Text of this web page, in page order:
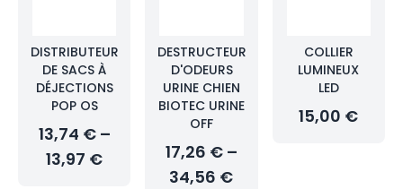
DISTRIBUTEUR
DE SACS À
DÉJECTIONS
POP OS
13,74 € –
13,97 €
DESTRUCTEUR
D'ODEURS
URINE CHIEN
BIOTEC URINE
OFF
17,26 € –
34,56 €
COLLIER
LUMINEUX
LED
15,00 €